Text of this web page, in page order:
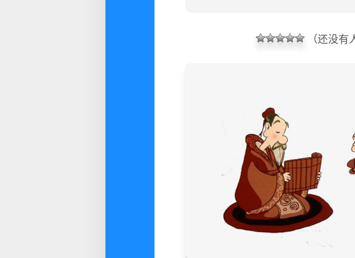
（还没有